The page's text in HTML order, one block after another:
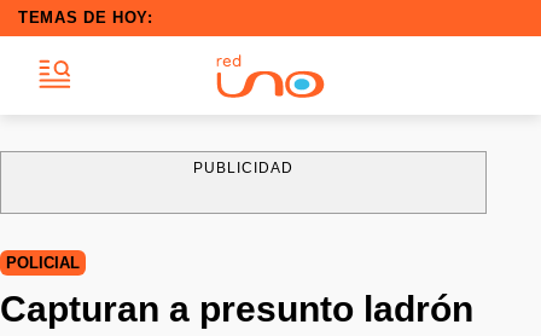
TEMAS DE HOY:
PUBLICIDAD
POLICIAL
Capturan a presunto ladrón